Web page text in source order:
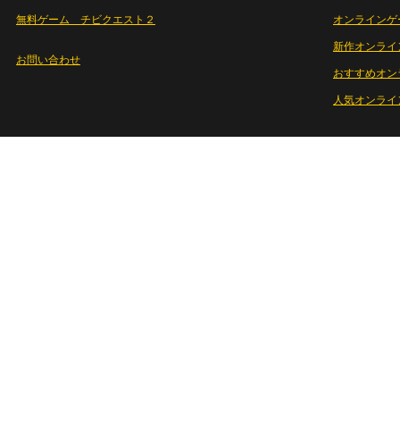
無料ゲーム チビクエスト２
お問い合わせ
オンライン
新作オンライ
おすすめオ
人気オンラ